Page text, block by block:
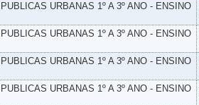
URBANAS 1º A 3º ANO - ENSINO
URBANAS 1º A 3º ANO - ENSINO
URBANAS 1º A 3º ANO - ENSINO
URBANAS 1º A 3º ANO - ENSINO